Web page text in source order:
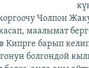
Чолпон
маалымат
Кипрге барып
болгондой